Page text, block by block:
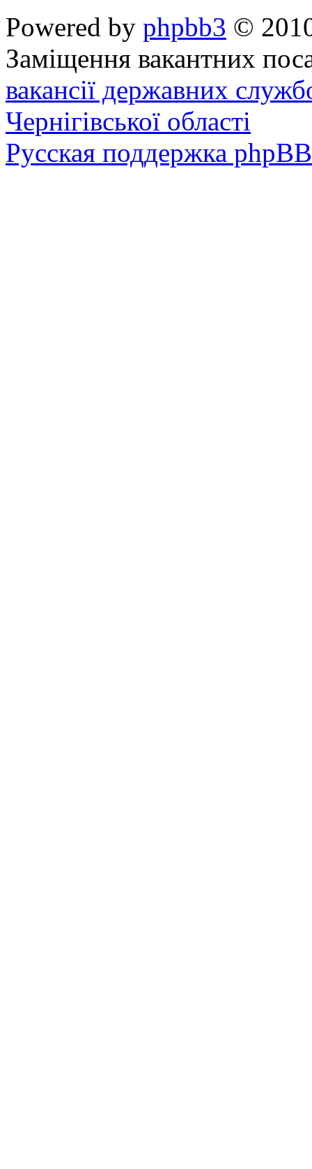
Powered by phpbb3 ©
Заміщення вакантних
вакансії державних
Чернігівської області
Русская поддержка phpBB